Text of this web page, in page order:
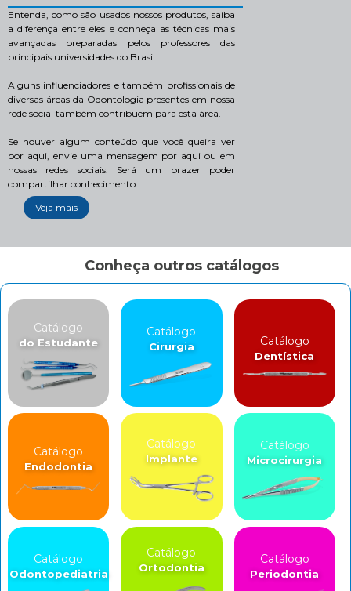
Entenda, como são usados nossos produtos, saiba
a diferença entre eles e conheça as técnicas mais
avançadas preparadas pelos professores das
principais universidades do Brasil.
Alguns influenciadores e também profissionais de
diversas áreas da Odontologia presentes em nossa
rede social também contribuem para esta área.
Se houver algum conteúdo que você queira ver
por aqui, envie uma mensagem por aqui ou em
nossas redes sociais. Será um prazer poder
compartilhar conhecimento.
Veja mais
Conheça outros catálogos
Catálogo
do Estudante
Catálogo
Cirurgia Catálogo
Dentística
Catálogo
Endodontia
Catálogo
Implante
Catálogo
Microcirurgia
Catálogo
Odontopediatria
Catálogo
Ortodontia
Catálogo
Periodontia